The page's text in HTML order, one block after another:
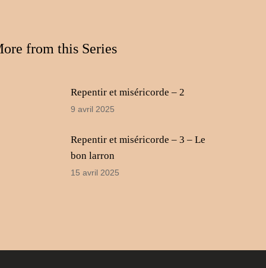
from this Series
Repentir et miséricorde – 2
9 avril 2025
Repentir et miséricorde – 3 – Le
bon larron
15 avril 2025